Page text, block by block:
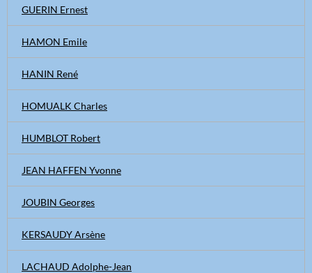
GUERIN Ernest
HAMON Emile
HANIN René
HOMUALK Charles
HUMBLOT Robert
JEAN HAFFEN Yvonne
JOUBIN Georges
KERSAUDY Arsène
LACHAUD Adolphe-Jean